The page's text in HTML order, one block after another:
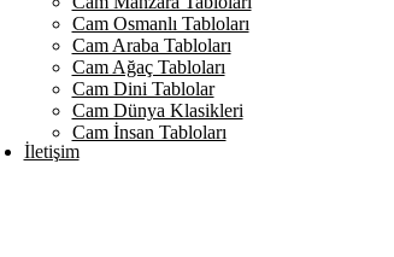
Cam Osmanlı Tabloları
Cam Araba Tabloları
Cam Ağaç Tabloları
Cam Dini Tablolar
Cam Dünya Klasikleri
Cam İnsan Tabloları
İletişim